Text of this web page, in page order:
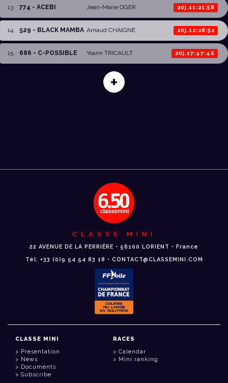
13 774 - ACEBI Jean-Marie OGER 20j.11:21:58
14 529 - BLACK MAMBA Arnaud CHAIGNE 20j.12:28:52
15 686 - C-POSSIBLE Yoann TRICAULT 20j.17:47:46
+
CLASSE MINI
22 AVENUE DE LA PERRIÈRE • 56100 LORIENT • France
Tél: +33 (0)9 54 54 83 18 • CONTACT@CLASSEMINI.COM
CLASSE MINI
Presentation
News
Documents
Subscribe
RACES
Calendar
Mini ranking